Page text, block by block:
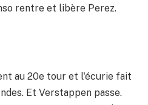
rentre et libère Perez.
au 20e tour et l'écurie fait
Et Verstappen passe.